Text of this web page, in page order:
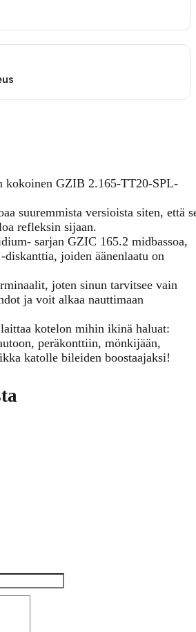
kokoinen GZIB 2.165-TT20-SPL-
suuremmista versioista siten, että
refleksin sijaan.
sarjan GZIC 165.2 midbassoa,
joiden äänenlaatu on
joten sinun tarvitsee vain
ja voit alkaa nauttimaan
kotelon mihin ikinä haluat:
peräkonttiin, mönkijään,
katolle bileiden boostaajaksi!